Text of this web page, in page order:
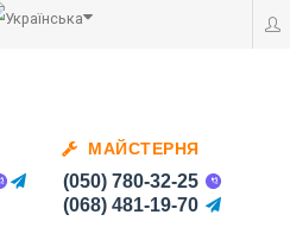
МАЙСТЕРНЯ
(050) 780-32-25
(068) 481-19-70